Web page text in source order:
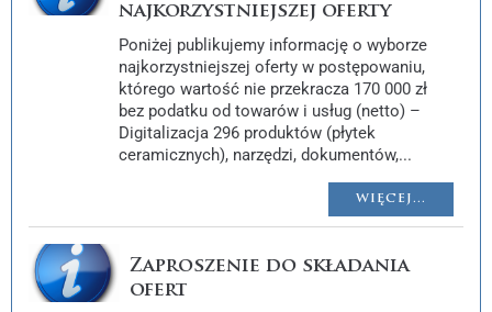
najkorzystniejszej oferty
Poniżej publikujemy informację o wyborze
najkorzystniejszej oferty w postępowaniu,
którego wartość nie przekracza 170 000 zł
bez podatku od towarów i usług (netto) –
Digitalizacja 296 produktów (płytek
ceramicznych), narzędzi, dokumentów,...
WIĘCEJ...
Zaproszenie do składania
ofert